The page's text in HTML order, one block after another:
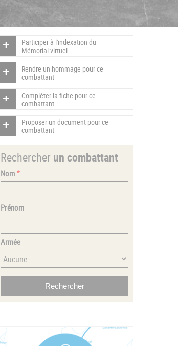
Participer à l'indexation du
Mémorial virtuel
Rendre un hommage pour ce
combattant
Compléter la fiche pour ce
combattant
Proposer un document pour ce
combattant
Rechercher un combattant
Nom
Prénom
Armée